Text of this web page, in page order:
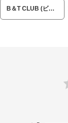
B＆T CLUB (ビーアンドティークラブ)